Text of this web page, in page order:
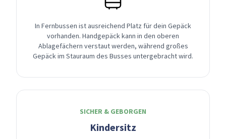
In Fernbussen ist ausreichend Platz für dein Gepäck
vorhanden. Handgepäck kann in den oberen
Ablagefächern verstaut werden, während großes
Gepäck im Stauraum des Busses untergebracht wird.
SICHER & GEBORGEN
Kindersitz